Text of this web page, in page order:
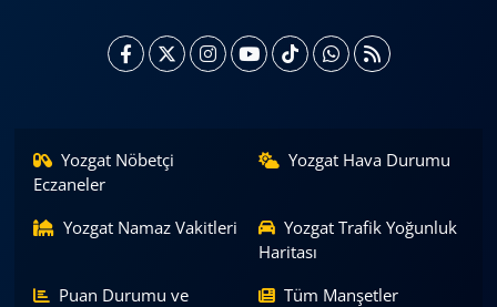
Yozgat Nöbetçi
Eczaneler
Yozgat Hava Durumu
Yozgat Namaz Vakitleri
Yozgat Trafik Yoğunluk
Haritası
Puan Durumu ve
Tüm Manşetler